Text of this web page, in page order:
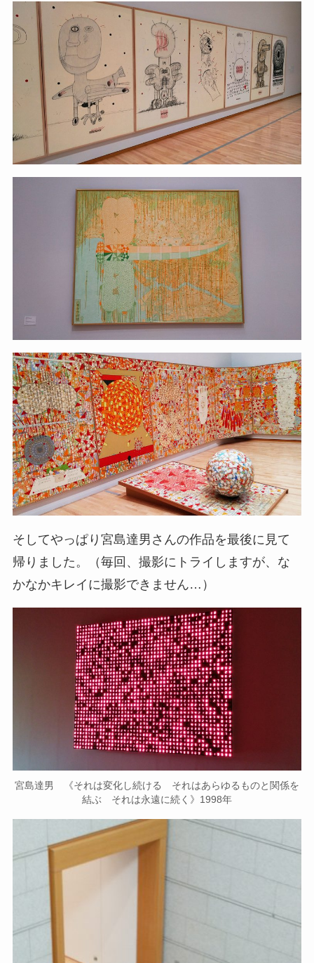
そしてやっぱり宮島達男さんの作品を最後に見て
帰りました。（毎回、撮影にトライしますが、な
かなかキレイに撮影できません…）
宮島達男 《それは変化し続ける それはあらゆるものと関係を
結ぶ それは永遠に続く》1998年